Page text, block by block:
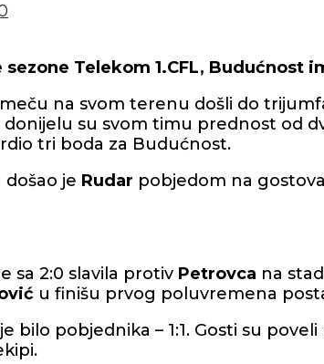
Telekom 1.CFL, Budućnost
na svom terenu došli do
su svom timu prednost od
tri boda za Budućnost.
je Rudar pobjedom na
sa 2:0 slavila protiv Petrovca na
u finišu prvog poluvremena
bilo pobjednika – 1:1. Gosti su